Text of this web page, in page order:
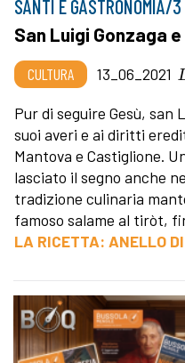
SANTI E GASTRONOMIA/3
San Luigi Gonzaga
CULTURA 13_06_2021
Pur di seguire Gesù, san
suoi averi e ai diritti
Mantova e Castiglione.
lasciato il segno anche
tradizione culinaria
famoso salame al tiròt,
LA RICETTA: ANELLO